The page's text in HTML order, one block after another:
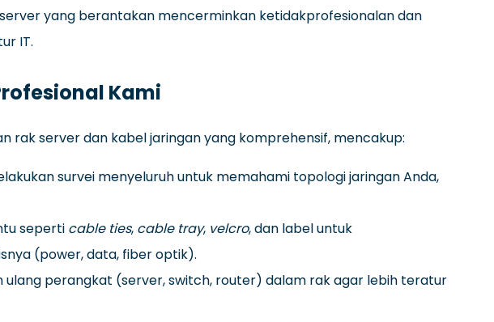
yang berantakan mencerminkan ketidakprofesionalan dan
IT.
Kami
rak server dan kabel jaringan yang komprehensif, mencakup:
survei menyeluruh untuk memahami topologi jaringan Anda,
seperti cable ties, cable tray, velcro, dan label untuk
(power, data, fiber optik).
perangkat (server, switch, router) dalam rak agar lebih teratur